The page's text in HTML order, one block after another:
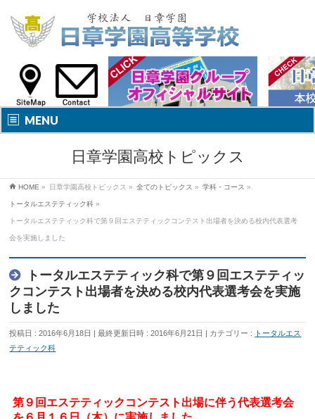
MENU
日章学園高校トピックス
HOME » 日章学園高校トピックス » 全てのトピックス » 学科・コース »
トータルエステティック科 »
トータルエステティック科で第９回エステティックコンテスト出場者を決める校内代表選考
会を実施しました
トータルエステティック科で第９回エステティッ
クコンテスト出場者を決める校内代表選考会を実施
しました
投稿日 : 2016年6月18日 最終更新日時 : 2016年6月21日 カテゴリー :
トータルエス
テティック科
第９回エステティックコンテスト出場に伴う代表選考会